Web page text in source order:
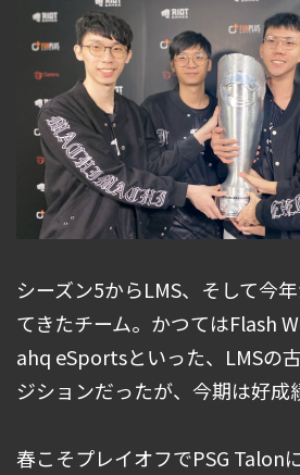
シーズン5からLMS、そして今
てきたチーム。かつてはFlash
ahq eSportsといった、LMSの
ジションだったが、今期は好成
春こそプレイオフでPSG Talon